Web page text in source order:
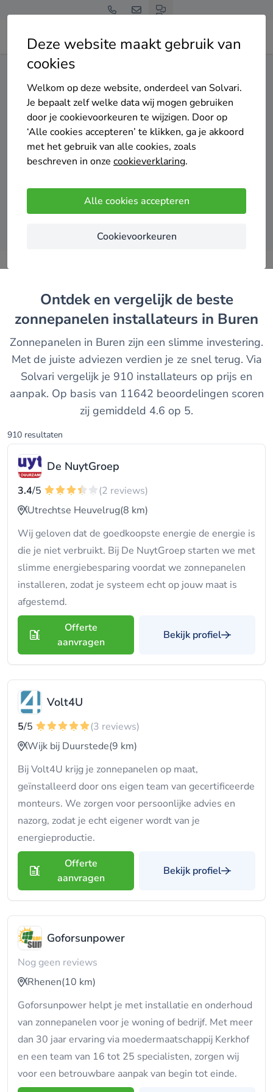
Deze website maakt gebruik van
cookies
Welkom op deze website, onderdeel van Solvari.
Je bepaalt zelf welke data wij mogen gebruiken
door je cookievoorkeuren te wijzigen. Door op
‘Alle cookies accepteren’ te klikken, ga je akkoord
met het gebruik van alle cookies, zoals
beschreven in onze cookieverklaring.
Alle cookies accepteren
Cookievoorkeuren
Home Zonnepanelen
Gratis en vrijblijvend
Top 20 zonnepanelen
installateurs in Buren
Vergelijk offertes
Ontdek en vergelijk de beste
zonnepanelen installateurs in Buren
Zonnepanelen in Buren zijn een slimme investering.
Met de juiste adviezen verdien je ze snel terug. Via
Solvari vergelijk je 910 installateurs op prijs en
aanpak. Op basis van 11642 beoordelingen scoren
zij gemiddeld 4.6 op 5.
910 resultaten
De NuytGroep
3.4/5
(2 reviews)
Utrechtse Heuvelrug(8 km)
Wij geloven dat de goedkoopste energie de energie is
die je niet verbruikt. Bij De NuytGroep starten we met
slimme energiebesparing voordat we zonnepanelen
installeren, zodat je systeem echt op jouw maat is
afgestemd.
Offerte
aanvragen
Bekijk profiel
Volt4U
5/5
(3 reviews)
Wijk bij Duurstede(9 km)
Bij Volt4U krijg je zonnepanelen op maat,
geïnstalleerd door ons eigen team van gecertificeerde
monteurs. We zorgen voor persoonlijke advies en
nazorg, zodat je echt eigener wordt van je
energieproductie.
Offerte
aanvragen
Bekijk profiel
Goforsunpower
Nog geen reviews
Rhenen(10 km)
Goforsunpower helpt je met installatie en onderhoud
van zonnepanelen voor je woning of bedrijf. Met meer
dan 30 jaar ervaring via moedermaatschappij Kerkhof
en een team van 16 tot 25 specialisten, zorgen wij
voor een betrouwbare aanpak van begin tot einde.